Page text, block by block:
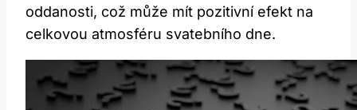
oddanosti, což může mít pozitivní efekt na
celkovou atmosféru svatebního dne.